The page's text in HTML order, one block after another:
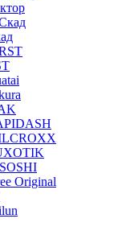
Original